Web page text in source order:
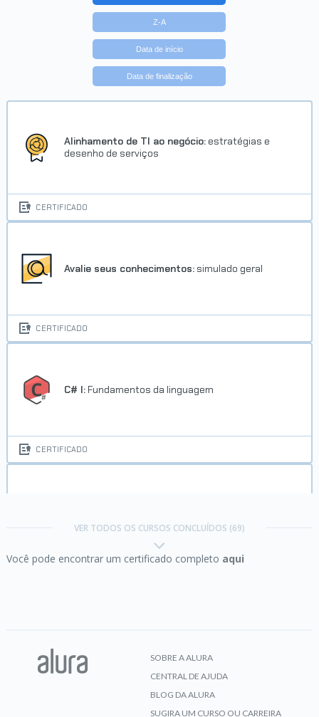
Carreira Certificação ITIL
Foundation
Concluído em 12/01/2017
VER CERTIFICADO
Z-A
Data de início
Data de finalização
Alinhamento de TI ao negócio: estratégias e
desenho de serviços
CERTIFICADO
Avalie seus conhecimentos: simulado geral
CERTIFICADO
C# I: Fundamentos da linguagem
CERTIFICADO
VER TODOS OS CURSOS CONCLUÍDOS (69)
Você pode encontrar um certificado completo aqui
SOBRE A ALURA
CENTRAL DE AJUDA
BLOG DA ALURA
SUGIRA UM CURSO OU CARREIRA